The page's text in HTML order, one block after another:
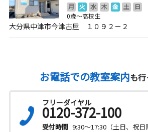
月 火 水 木 金 土
日
0歳～高校生
大分県中津市今津古屋 １０９２－２
お電話での教室案内も
フリーダイヤル
0120-372-100
受付時間 9:30～17:30（土日、祝日